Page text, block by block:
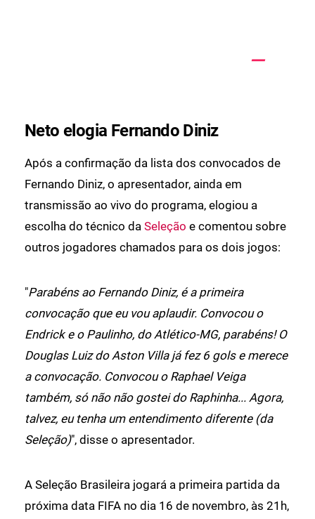
Neto elogia Fernando Diniz
Após a confirmação da lista dos convocados de
Fernando Diniz, o apresentador, ainda em
transmissão ao vivo do programa, elogiou a
escolha do técnico da Seleção e comentou sobre
outros jogadores chamados para os dois jogos:
"Parabéns ao Fernando Diniz, é a primeira
convocação que eu vou aplaudir. Convocou o
Endrick e o Paulinho, do Atlético-MG, parabéns! O
Douglas Luiz do Aston Villa já fez 6 gols e merece
a convocação. Convocou o Raphael Veiga
também, só não não gostei do Raphinha... Agora,
talvez, eu tenha um entendimento diferente (da
Seleção)", disse o apresentador.
A Seleção Brasileira jogará a primeira partida da
próxima data FIFA no dia 16 de novembro, às 21h,